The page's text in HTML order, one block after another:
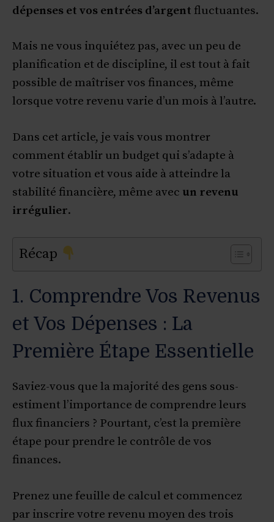
dépenses et vos entrées d’argent fluctuantes.
Mais ne vous inquiétez pas, avec un peu de
planification et de discipline, il est tout à fait
possible de maîtriser vos finances, même
lorsque votre revenu varie d’un mois à l’autre.
Dans cet article, je vais vous montrer
comment établir un budget qui s’adapte à
votre situation et vous aide à atteindre la
stabilité financière, même avec un revenu
irrégulier.
Récap
1. Comprendre Vos Revenus
et Vos Dépenses : La
Première Étape Essentielle
Saviez-vous que la majorité des gens sous-
estiment l’importance de comprendre leurs
flux financiers ? Pourtant, c’est la première
étape pour prendre le contrôle de vos
finances.
Prenez une feuille de calcul et commencez
par inscrire votre revenu moyen des trois